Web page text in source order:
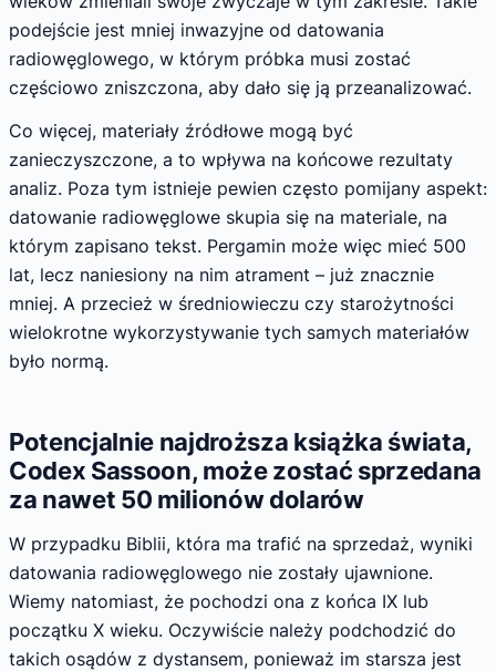
podejście jest mniej inwazyjne od datowania
radiowęglowego, w którym próbka musi zostać
częściowo zniszczona, aby dało się ją przeanalizować.
Co więcej, materiały źródłowe mogą być
zanieczyszczone, a to wpływa na końcowe rezultaty
analiz. Poza tym istnieje pewien często pomijany aspekt:
datowanie radiowęglowe skupia się na materiale, na
którym zapisano tekst. Pergamin może więc mieć 500
lat, lecz naniesiony na nim atrament – już znacznie
mniej. A przecież w średniowieczu czy starożytności
wielokrotne wykorzystywanie tych samych materiałów
było normą.
Potencjalnie najdroższa książka świata,
Codex Sassoon, może zostać sprzedana
za nawet 50 milionów dolarów
W przypadku Biblii, która ma trafić na sprzedaż, wyniki
datowania radiowęglowego nie zostały ujawnione.
Wiemy natomiast, że pochodzi ona z końca IX lub
początku X wieku. Oczywiście należy podchodzić do
takich osądów z dystansem, ponieważ im starsza jest